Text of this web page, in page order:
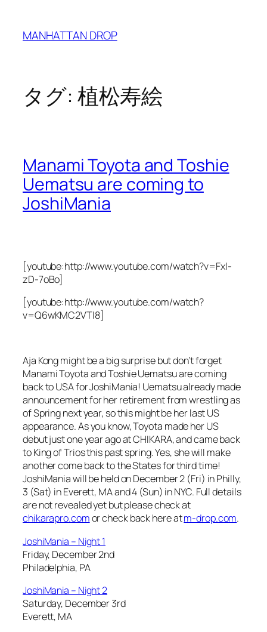
MANHATTAN DROP
タグ: 植松寿絵
Manami Toyota and Toshie
Uematsu are coming to
JoshiMania
[youtube:http://www.youtube.com/watch?v=Fxl-
zD-7oBo]
[youtube:http://www.youtube.com/watch?
v=Q6wKMC2VTl8]
Aja Kong might be a big surprise but don’t forget
Manami Toyota and Toshie Uematsu are coming
back to USA for JoshiMania! Uematsu already made
announcement for her retirement from wrestling as
of Spring next year, so this might be her last US
appearance. As you know, Toyota made her US
debut just one year ago at CHIKARA, and came back
to King of Trios this past spring. Yes, she will make
another come back to the States for third time!
JoshiMania will be held on December 2 (Fri) in Philly,
3 (Sat) in Everett, MA and 4 (Sun) in NYC. Full details
are not revealed yet but please check at
chikarapro.comor check back here atm-drop.com.
JoshiMania – Night 1
Friday, December 2nd
Philadelphia, PA
JoshiMania – Night 2
Saturday, December 3rd
Everett, MA